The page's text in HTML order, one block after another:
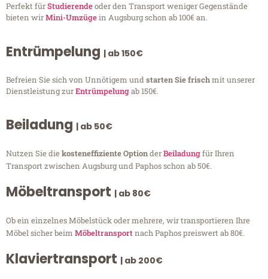
Perfekt fürStudierendeoder den Transport weniger Gegenstände
bieten wirMini-Umzügein Augsburg schon ab 100€ an.
Entrümpelung | ab 150€
Befreien Sie sich von Unnötigem undstarten Sie frischmit unserer
Dienstleistung zurEntrümpelungab 150€.
Beiladung | ab 50€
Nutzen Sie diekosteneffiziente OptionderBeiladungfür Ihren
Transport zwischen Augsburg und Paphos schon ab 50€.
Möbeltransport | ab 80€
Ob ein einzelnes Möbelstück oder mehrere, wir transportieren Ihre
Möbel sicher beim Möbeltransportnach Paphos preiswert ab 80€.
Klaviertransport | ab 200€